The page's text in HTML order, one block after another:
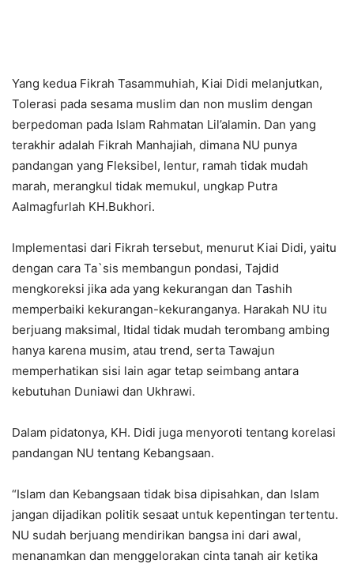
Yang kedua Fikrah Tasammuhiah, Kiai Didi melanjutkan,
Tolerasi pada sesama muslim dan non muslim dengan
berpedoman pada Islam Rahmatan Lil’alamin. Dan yang
terakhir adalah Fikrah Manhajiah, dimana NU punya
pandangan yang Fleksibel, lentur, ramah tidak mudah
marah, merangkul tidak memukul, ungkap Putra
Aalmagfurlah KH.Bukhori.
Implementasi dari Fikrah tersebut, menurut Kiai Didi, yaitu
dengan cara Ta`sis membangun pondasi, Tajdid
mengkoreksi jika ada yang kekurangan dan Tashih
memperbaiki kekurangan-kekuranganya. Harakah NU itu
berjuang maksimal, Itidal tidak mudah terombang ambing
hanya karena musim, atau trend, serta Tawajun
memperhatikan sisi lain agar tetap seimbang antara
kebutuhan Duniawi dan Ukhrawi.
Dalam pidatonya, KH. Didi juga menyoroti tentang korelasi
pandangan NU tentang Kebangsaan.
“Islam dan Kebangsaan tidak bisa dipisahkan, dan Islam
jangan dijadikan politik sesaat untuk kepentingan tertentu.
NU sudah berjuang mendirikan bangsa ini dari awal,
menanamkan dan menggelorakan cinta tanah air ketika